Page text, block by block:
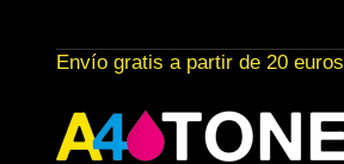
al
contenido
Envío gratis a partir de 20